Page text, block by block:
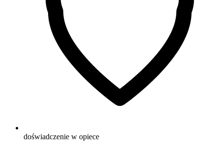
doświadczenie w opiece